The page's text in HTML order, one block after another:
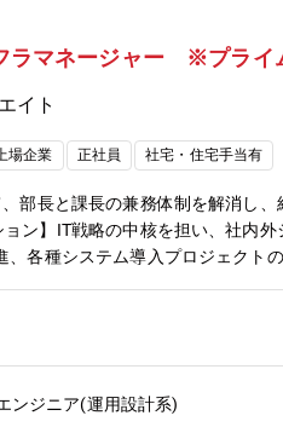
ラマネージャー ※プライ
イト
場企業 正社員 社宅・住宅手当有
、部長と課長の兼務体制を解消し
ン】IT戦略の中核を担い、社内
、各種システム導入プロジェクト
技術者が在籍する組織のため、
ジメント・インフラチーム（5～
期計画の策定およびIT施策の企画
ード（要件定義～ベンダー管理）
築（オンプレミス／AWSハイブリ
ンジニア(運用設計系)